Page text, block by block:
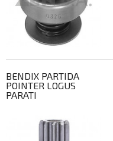
BENDIX PARTIDA
POINTER LOGUS
PARATI